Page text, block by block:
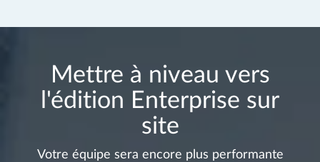
Mettre à niveau vers
l'édition Enterprise sur
site
Votre équipe sera encore plus performante